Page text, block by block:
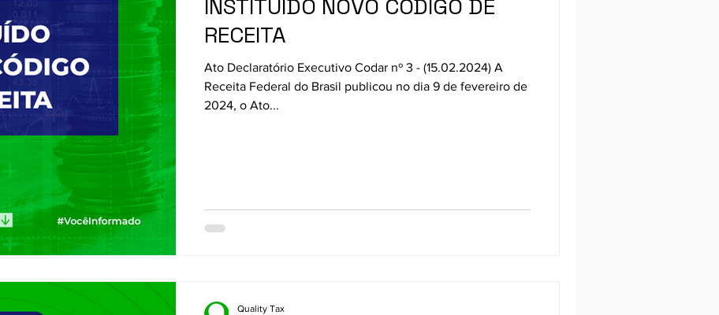
INSTITUÍDO NOVO CÓDIGO DE
RECEITA
Ato Declaratório Executivo Codar nº 3 - (15.02.2024) A
Receita Federal do Brasil publicou no dia 9 de fevereiro de
2024, o Ato...
Quality Tax